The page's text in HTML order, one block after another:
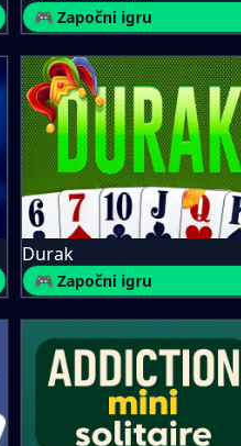
🎮 Započni igru
Durak
🎮 Započni igru